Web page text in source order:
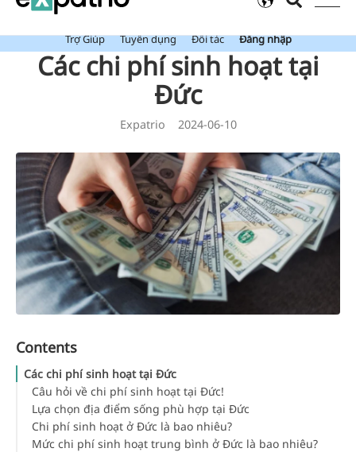
Mới: Value Package đã bao gồm Tài Khoản Ngân Hàng Expatrio.
Trợ Giúp
Tuyển dụng Đối tác Đăng nhập
Các chi phí sinh hoạt tại
Đức
Expatrio 2024-06-10
Contents
Các chi phí sinh hoạt tại Đức
Câu hỏi về chi phí sinh hoạt tại Đức!
Lựa chọn địa điểm sống phù hợp tại Đức
Chi phí sinh hoạt ở Đức là bao nhiêu?
Mức chi phí sinh hoạt trung bình ở Đức là bao nhiêu?